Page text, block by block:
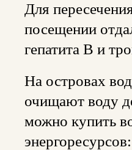
Для
посещении
гепатита B и
На островах
очищают воду
можно купить